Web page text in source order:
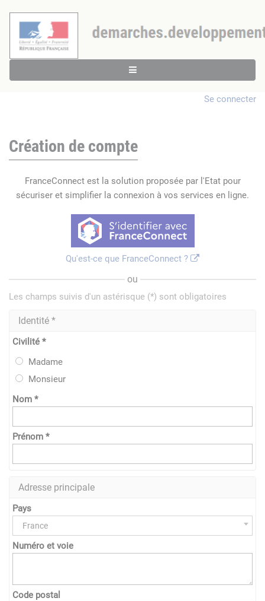
Se connecter
Création de compte
FranceConnect est la solution proposée par l'Etat pour
sécuriser et simplifier la connexion à vos services en ligne.
Qu'est-ce que FranceConnect ?
ou
Les champs suivis d'un astérisque (*) sont obligatoires
Identité *
Civilité *
Madame
Monsieur
Nom *
Prénom *
Adresse principale
Pays
France
Numéro et voie
Code postal